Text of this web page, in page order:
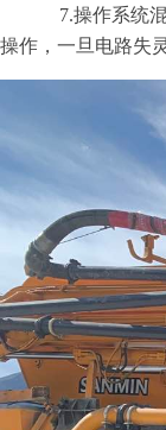
7.操作系统
操作，一旦电路失